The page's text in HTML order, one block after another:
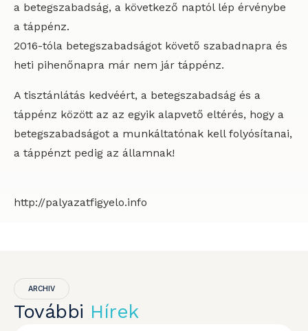
a betegszabadság, a következő naptól lép érvénybe
a táppénz.
2016-tóla betegszabadságot követő szabadnapra és
heti pihenőnapra már nem jár táppénz.
A tisztánlátás kedvéért, a betegszabadság és a
táppénz között az az egyik alapvető eltérés, hogy a
betegszabadságot a munkáltatónak kell folyósítanai,
a táppénzt pedig az államnak!
http://palyazatfigyelo.info
ARCHIV
További Hírek